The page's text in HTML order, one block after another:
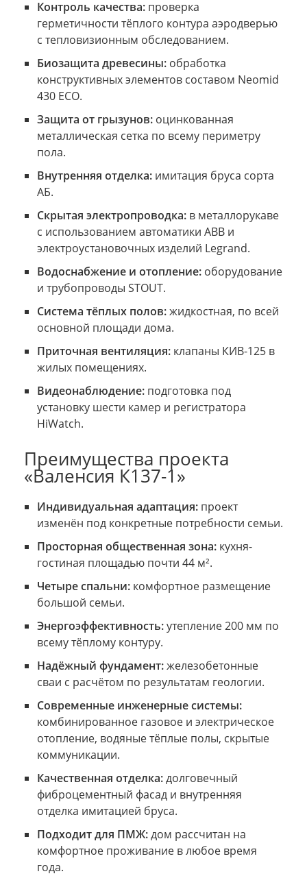
Контроль качества:проверка
герметичности тёплого контура аэродверью
с тепловизионным обследованием.
Биозащита древесины:обработка
конструктивных элементов составом Neomid
430 ECO.
Защита от грызунов:оцинкованная
металлическая сетка по всему периметру
пола.
Внутренняя отделка:имитация бруса сорта
АБ.
Скрытая электропроводка:в металлорукаве
с использованием автоматики ABB и
электроустановочных изделий Legrand.
Водоснабжение и отопление:оборудование
и трубопроводы STOUT.
Система тёплых полов:жидкостная, по всей
основной площади дома.
Приточная вентиляция:клапаны КИВ-125 в
жилых помещениях.
Видеонаблюдение:подготовка под
установку шести камер и регистратора
HiWatch.
Преимущества проекта
«Валенсия К137-1»
Индивидуальная адаптация:проект
изменён под конкретные потребности семьи.
Просторная общественная зона:кухня-
гостиная площадью почти 44 м².
Четыре спальни:комфортное размещение
большой семьи.
Энергоэффективность:утепление 200 мм по
всему тёплому контуру.
Надёжный фундамент:железобетонные
сваи с расчётом по результатам геологии.
Современные инженерные системы:
комбинированное газовое и электрическое
отопление, водяные тёплые полы, скрытые
коммуникации.
Качественная отделка:долговечный
фиброцементный фасад и внутренняя
отделка имитацией бруса.
Подходит для ПМЖ:дом рассчитан на
комфортное проживание в любое время
года.